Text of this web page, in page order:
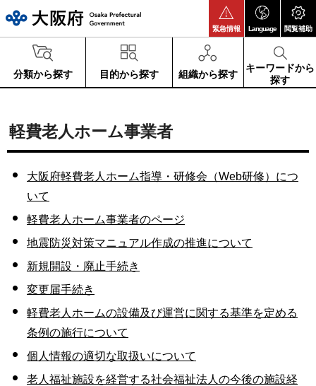
緊急情報 Language 閲覧補助
分類から探す 目的から探す 組織から探す
キーワードから
探す
軽費老人ホーム事業者
大阪府軽費老人ホーム指導・研修会（Web研修）につ
いて
軽費老人ホーム事業者のページ
地震防災対策マニュアル作成の推進について
新規開設・廃止手続き
変更届手続き
軽費老人ホームの設備及び運営に関する基準を定める
条例の施行について
個人情報の適切な取扱いについて
老人福祉施設を経営する社会福祉法人の今後の施設経